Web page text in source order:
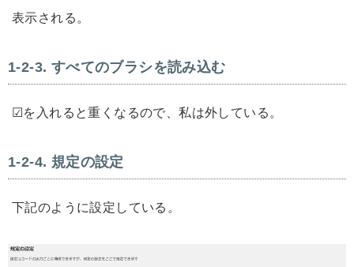
表示される。
すべてのブラシを読み込む
☑を入れると重くなるので、私は外している。
規定の設定
下記のように設定している。